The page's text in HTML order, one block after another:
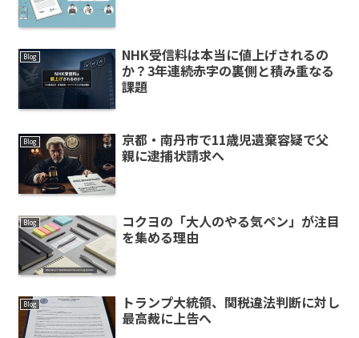
Blog
NHK受信料は本当に値上げされるの
か？3年連続赤字の裏側と積み重なる
課題
Blog
京都・南丹市で11歳児遺棄容疑で父
親に逮捕状請求へ
Blog
コクヨの「大人のやる気ペン」が注目
を集める理由
Blog
トランプ大統領、関税違法判断に対し
最高裁に上告へ